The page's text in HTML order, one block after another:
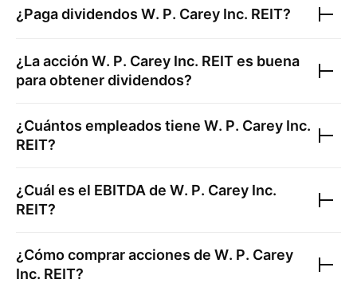
¿Paga dividendos W. P. Carey Inc. REIT?
¿La acción W. P. Carey Inc. REITes buena
para obtener dividendos?
¿Cuántos empleados tiene W. P. Carey Inc.
REIT?
¿Cuál es el EBITDA de W. P. Carey Inc.
REIT?
¿Cómo comprar acciones de W. P. Carey
Inc. REIT?